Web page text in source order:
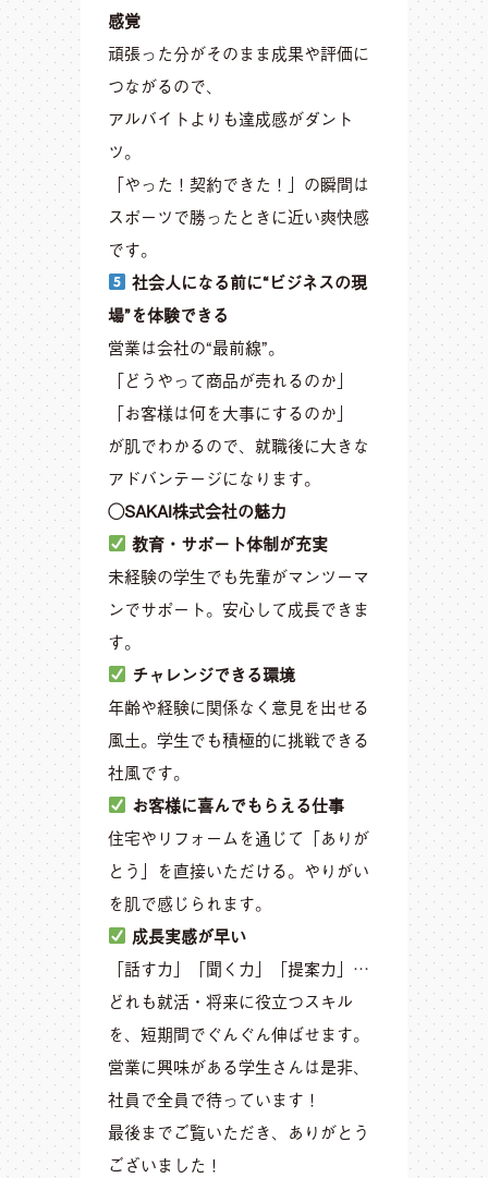
感覚
頑張った分がそのまま成果や評価に
つながるので、
アルバイトよりも達成感がダント
ツ。
「やった！契約できた！」の瞬間は
スポーツで勝ったときに近い爽快感
です。
社会人になる前に“ビジネスの現
場”を体験できる
営業は会社の“最前線”。
「どうやって商品が売れるのか」
「お客様は何を大事にするのか」
が肌でわかるので、就職後に大きな
アドバンテージになります。
◯SAKAI株式会社の魅力
教育・サポート体制が充実
未経験の学生でも先輩がマンツーマ
ンでサポート。安心して成長できま
す。
チャレンジできる環境
年齢や経験に関係なく意見を出せる
風土。学生でも積極的に挑戦できる
社風です。
お客様に喜んでもらえる仕事
住宅やリフォームを通じて「ありが
とう」を直接いただける。やりがい
を肌で感じられます。
成長実感が早い
「話す力」「聞く力」「提案力」…
どれも就活・将来に役立つスキル
を、短期間でぐんぐん伸ばせます。
営業に興味がある学生さんは是非、
社員で全員で待っています！
最後までご覧いただき、ありがとう
ございました！